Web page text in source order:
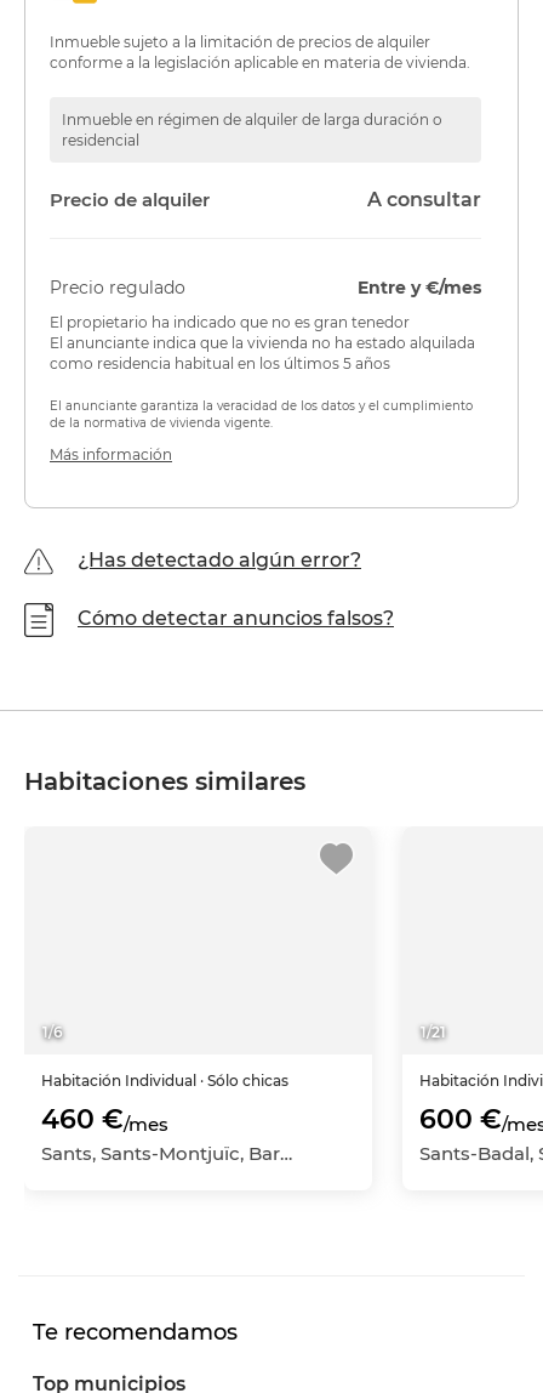
Inmueble sujeto a la limitación de precios de alquiler
conforme a la legislación aplicable en materia de vivienda.
Inmueble en régimen de alquiler de larga duración o
residencial
Precio de alquiler A consultar
Precio regulado Entre y €/mes
El propietario ha indicado que no es gran tenedor
El anunciante indica que la vivienda no ha estado alquilada
como residencia habitual en los últimos 5 años
El anunciante garantiza la veracidad de los datos y el cumplimiento
de la normativa de vivienda vigente.
Más información
¿Has detectado algún error?
Cómo detectar anuncios falsos?
Habitaciones similares
1/6
Habitación Individual · Sólo chicas
460 €/mes
Sants, Sants-Montjuïc, Barcelona Capital, Barcelona
1/21
Habitación
600 €/
Te recomendamos
Top municipios